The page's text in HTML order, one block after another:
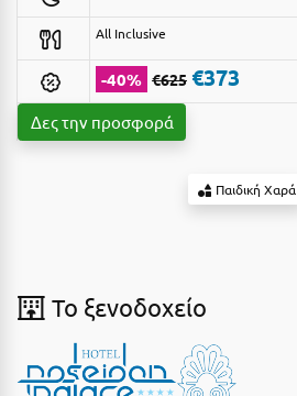
Γρεβενά
Γύθειο
Ε
Ελάτη Αρκαδίας
All Inclusive
-40% €625 €373
Δες την προσφορά
Παιδική Χαρά
To ξενοδοχείο